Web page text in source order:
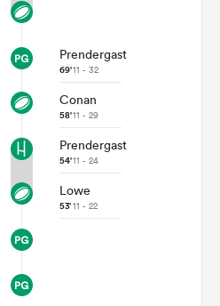
Prendergast
69'11 - 32
Conan
58'11 - 29
Prendergast
54'11 - 24
Lowe
53'11 - 22